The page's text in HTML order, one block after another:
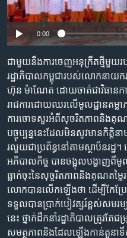
សម្ព័ន្ធ​
រំលង​
ចូល​
ទៅ​
កាន់​
ទំព័រ​
ស្វែង​
រក
Khmer English
ភាសា
0:00
ជាមួយនឹងការចេញអនុក្រឹតថ្មីមួយរ
រដ្ឋាភិបាលកម្ពុជារបស់លោកនាយករដ្
ហ៊ុន ម៉ាណែត ដោយចាត់ជាវិធានការ
រាជការដោយឈរលើមូលដ្ឋានតម្ល
ការចោទសួរអំពីសុចរិតភាពនិងគុណតម្
បច្ចុប្បន្ននេះដែលមិនសូវមានកិត្តិ
រលួយជាប្រព័ន្ធនៅតាមស្ថាប័នរដ្
អភិបាលកិច្ច បានចង្អុលបង្ហាញ
ធ្លាក់ចុះនៃសុច្ចរិតភាពនិងគុណតម្លៃ
លោកបានលើកឡើងថា ដើម្បីកែប្រែប
ទទួលបានប្រាក់បៀវត្សរ៍ខ្ពស់សមរម្
នេះ ថ្នាក់ដឹកនាំរដ្ឋាភិបាលត្រូវតែជ
សមត្ថភាពនិងដែលឡើងកាន់តួន